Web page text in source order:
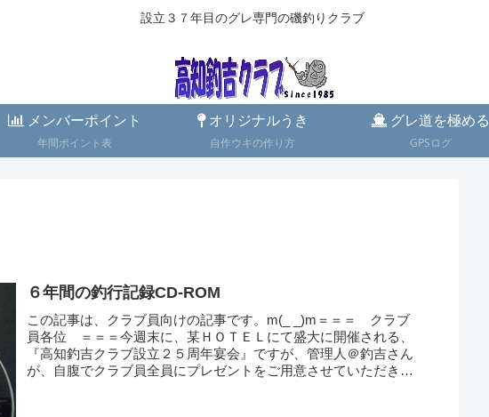
設立３７年目のグレ専門の磯釣りクラブ
メンバーポイント
年間ポイント表
オリジナルうき
自作ウキの作り方
グレ道を極める
GPSログ
６年間の釣行記録CD-ROM
この記事は、クラブ員向けの記事です。m(_ _)m＝＝＝ クラブ
員各位 ＝＝＝今週末に、某ＨＯＴＥＬにて盛大に開催される、
『高知釣吉クラブ設立２５周年宴会』ですが、管理人＠釣吉さん
が、自腹でクラブ員全員にプレゼントをご用意させていただきま